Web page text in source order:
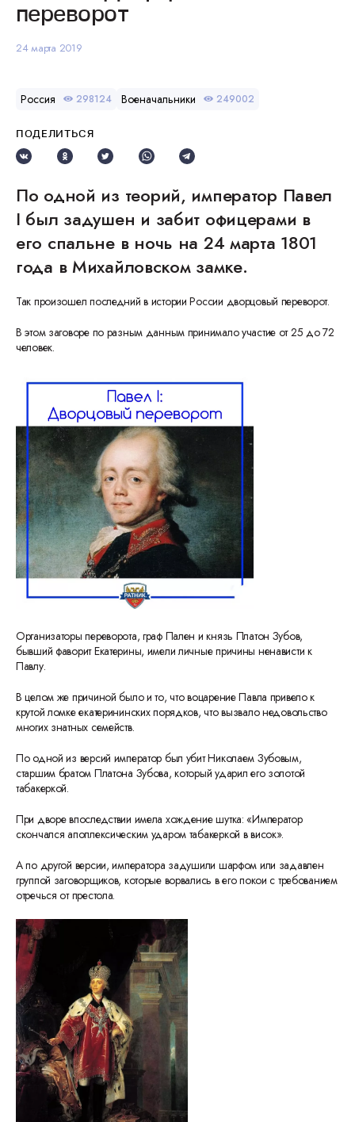
переворот
24 марта 2019
Россия 298124 Военачальники 249002
ПОДЕЛИТЬСЯ
По одной из теорий, император Павел
I был задушен и забит офицерами в
его спальне в ночь на 24 марта 1801
года в Михайловском замке.
Так произошел последний в истории России дворцовый переворот.
В этом заговоре по разным данным принимало участие от 25 до 72
человек.
Организаторы переворота, граф Пален и князь Платон Зубов,
бывший фаворит Екатерины, имели личные причины ненависти к
Павлу.
В целом же причиной было и то, что воцарение Павла привело к
крутой ломке екатерининских порядков, что вызвало недовольство
многих знатных семейств.
По одной из версий император был убит Николаем Зубовым,
старшим братом Платона Зубова, который ударил его золотой
табакеркой.
При дворе впоследствии имела хождение шутка: «Император
скончался апоплексическим ударом табакеркой в висок».
А по другой версии, императора задушили шарфом или задавлен
группой заговорщиков, которые ворвались в его покои с требованием
отречься от престола.